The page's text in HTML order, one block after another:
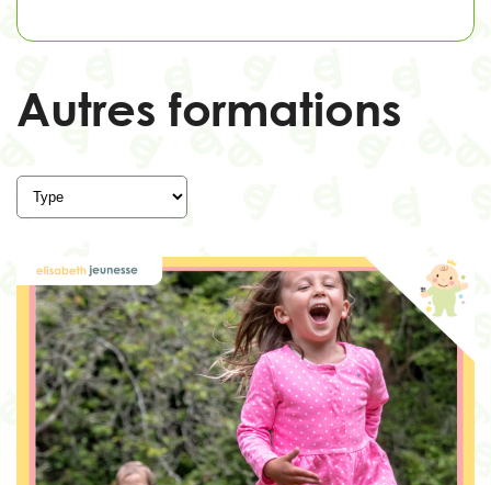
Autres formations